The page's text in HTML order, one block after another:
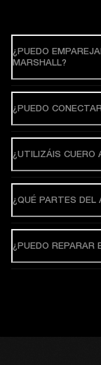
¿PUEDO
MARSHALL?
¿PUEDO
¿UTILIZÁIS CUERO
¿QUÉ PARTES DEL
¿PUEDO REPARAR